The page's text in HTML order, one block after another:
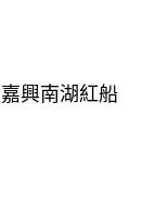
興南湖紅船